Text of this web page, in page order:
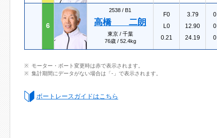
6
2538 / B1
高橋 二朗
東京 / 千葉
76歳 / 52.4kg
F0
L0
0.21
3.79
12.90
24.19
モーター・ボート変更時は赤で表示されます。
集計期間にデータがない場合は「-」で表示されます。
ボートレースガイドはこちら